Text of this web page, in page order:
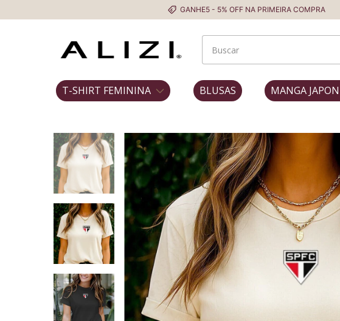
GANHE5 - 5% OFF NA PRIMEIRA COMPRA Frete
T-SHIRT FEMININA BLUSAS MANGA